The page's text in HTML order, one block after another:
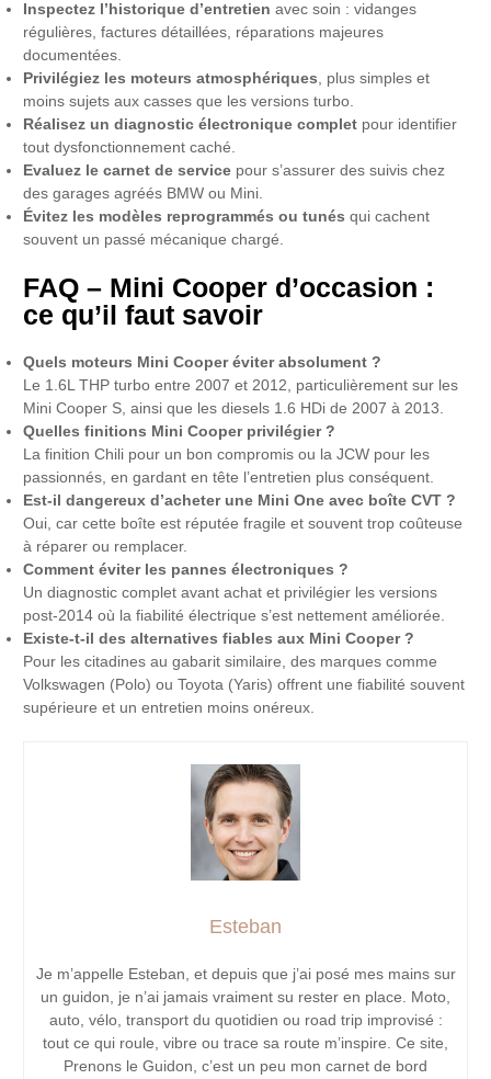
Inspectez l’historique d’entretien avec soin : vidanges
régulières, factures détaillées, réparations majeures
documentées.
Privilégiez les moteurs atmosphériques, plus simples et
moins sujets aux casses que les versions turbo.
Réalisez un diagnostic électronique complet pour identifier
tout dysfonctionnement caché.
Evaluez le carnet de service pour s’assurer des suivis chez
des garages agréés BMW ou Mini.
Évitez les modèles reprogrammés ou tunés qui cachent
souvent un passé mécanique chargé.
FAQ – Mini Cooper d’occasion :
ce qu’il faut savoir
Quels moteurs Mini Cooper éviter absolument ?
Le 1.6L THP turbo entre 2007 et 2012, particulièrement sur les
Mini Cooper S, ainsi que les diesels 1.6 HDi de 2007 à 2013.
Quelles finitions Mini Cooper privilégier ?
La finition Chili pour un bon compromis ou la JCW pour les
passionnés, en gardant en tête l’entretien plus conséquent.
Est-il dangereux d’acheter une Mini One avec boîte CVT ?
Oui, car cette boîte est réputée fragile et souvent trop coûteuse
à réparer ou remplacer.
Comment éviter les pannes électroniques ?
Un diagnostic complet avant achat et privilégier les versions
post-2014 où la fiabilité électrique s’est nettement améliorée.
Existe-t-il des alternatives fiables aux Mini Cooper ?
Pour les citadines au gabarit similaire, des marques comme
Volkswagen (Polo) ou Toyota (Yaris) offrent une fiabilité souvent
supérieure et un entretien moins onéreux.
Esteban
Je m’appelle Esteban, et depuis que j’ai posé mes mains sur
un guidon, je n’ai jamais vraiment su rester en place. Moto,
auto, vélo, transport du quotidien ou road trip improvisé :
tout ce qui roule, vibre ou trace sa route m’inspire. Ce site,
Prenons le Guidon, c’est un peu mon carnet de bord